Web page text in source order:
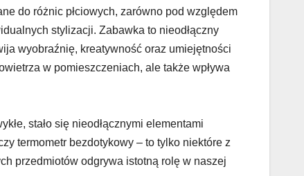
do różnic płciowych, zarówno pod względem
stylizacji. Zabawka to nieodłączny
wyobraźnię, kreatywność oraz umiejętności
w pomieszczeniach, ale także wpływa
stało się nieodłącznymi elementami
termometr bezdotykowy – to tylko niektóre z
przedmiotów odgrywa istotną rolę w naszej